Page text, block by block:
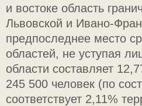
и востоке область
Львовской и Ивано-
предпоследнее место
областей, не уступая
области составляет
245 500 человек (по
соответствует 2,11%